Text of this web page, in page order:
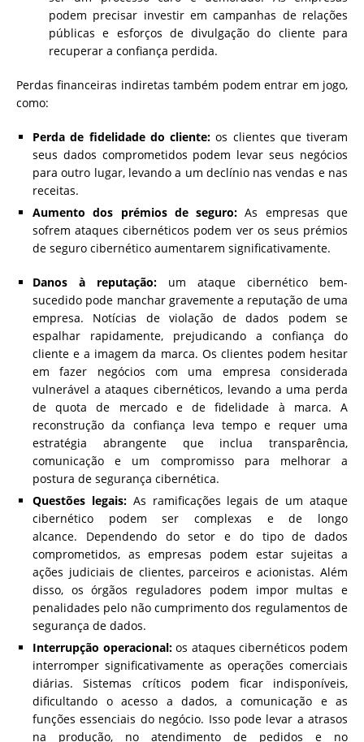
podem precisar investir em campanhas de relações
públicas e esforços de divulgação do cliente para
recuperar a confiança perdida.
Perdas financeiras indiretas também podem entrar em jogo,
como:
Perda de fidelidade do cliente: os clientes que tiveram
seus dados comprometidos podem levar seus negócios
para outro lugar, levando a um declínio nas vendas e nas
receitas.
Aumento dos prémios de seguro: As empresas que
sofrem ataques cibernéticos podem ver os seus prémios
de seguro cibernético aumentarem significativamente.
Danos à reputação: um ataque cibernético bem-
sucedido pode manchar gravemente a reputação de uma
empresa. Notícias de violação de dados podem se
espalhar rapidamente, prejudicando a confiança do
cliente e a imagem da marca. Os clientes podem hesitar
em fazer negócios com uma empresa considerada
vulnerável a ataques cibernéticos, levando a uma perda
de quota de mercado e de fidelidade à marca. A
reconstrução da confiança leva tempo e requer uma
estratégia abrangente que inclua transparência,
comunicação e um compromisso para melhorar a
postura de segurança cibernética.
Questões legais:As ramificações legais de um ataque
cibernético podem ser complexas e de longo
alcance. Dependendo do setor e do tipo de dados
comprometidos, as empresas podem estar sujeitas a
ações judiciais de clientes, parceiros e acionistas. Além
disso, os órgãos reguladores podem impor multas e
penalidades pelo não cumprimento dos regulamentos de
segurança de dados.
Interrupção operacional:os ataques cibernéticos podem
interromper significativamente as operações comerciais
diárias. Sistemas críticos podem ficar indisponíveis,
dificultando o acesso a dados, a comunicação e as
funções essenciais do negócio. Isso pode levar a atrasos
na produção, no atendimento de pedidos e no